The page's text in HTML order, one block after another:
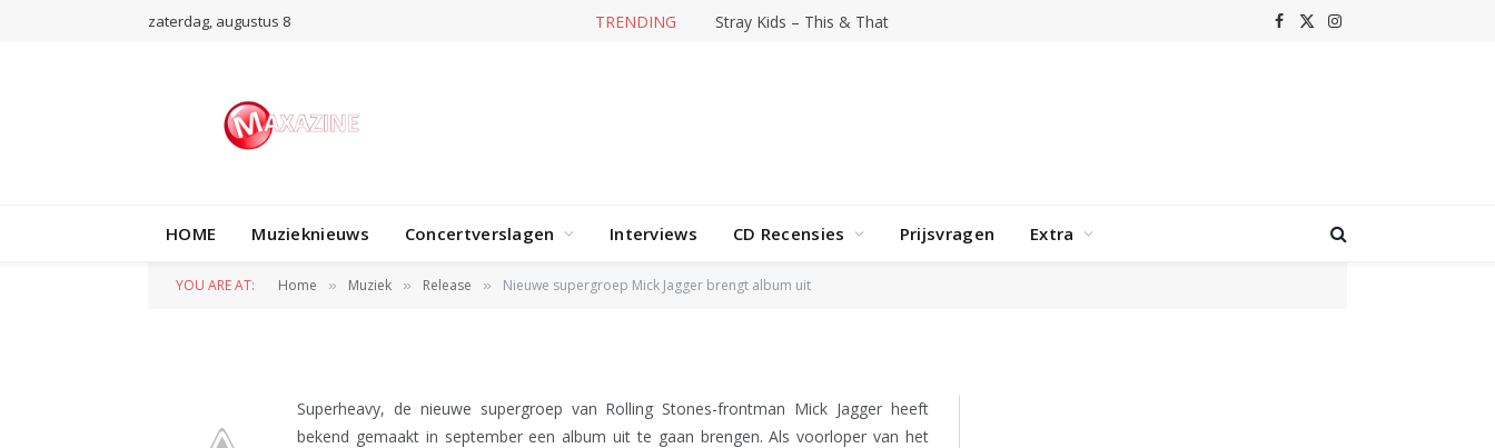
zaterdag, augustus 8 TRENDING Stray Kids – This & That Facebook
X
Instagram
HOME Muzieknieuws Concertverslagen Interviews CD Recensies Prijsvragen Extra
YOU ARE AT: Home » Muziek » Release » Nieuwe supergroep Mick Jagger brengt album uit
RELEASE
album uit
Superheavy, de nieuwe supergroep van Rolling Stones-frontman Mick Jagger heeft
bekend gemaakt in september een album uit te gaan brengen. Als voorloper van het